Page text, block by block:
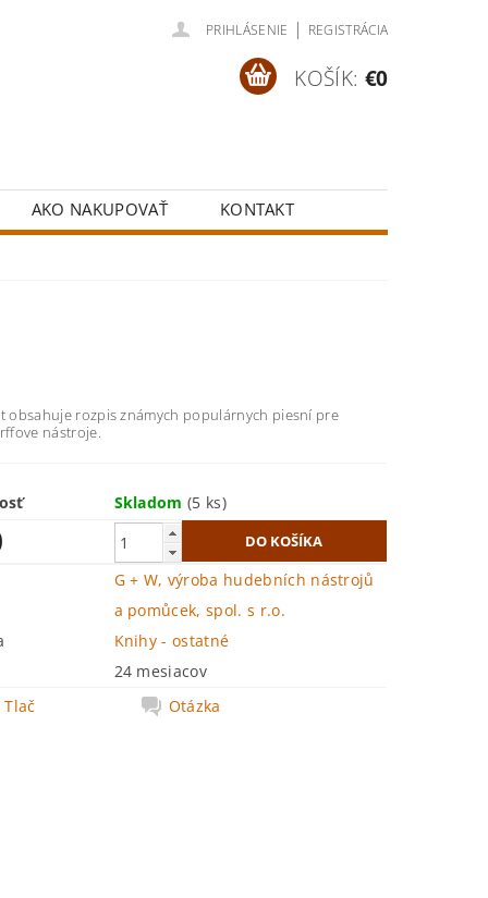
PRIHLÁSENIE | REGISTRÁCIA
KOŠÍK: €0
AKO NAKUPOVAŤ KONTAKT
obsahuje rozpis známych populárnych piesní pre
nástroje.
Skladom(5 ks)
G + W, výroba hudebních nástrojů
a pomůcek, spol. s r.o.
Knihy - ostatné
24 mesiacov
Tlač
Otázka